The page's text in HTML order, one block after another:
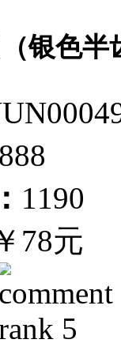
银色半
888
1190
78元